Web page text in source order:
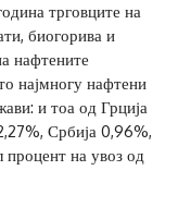
трговците на
биогорива и
нафтените
најмногу нафтени
и тоа од Грција
Србија 0,96%,
на увоз од